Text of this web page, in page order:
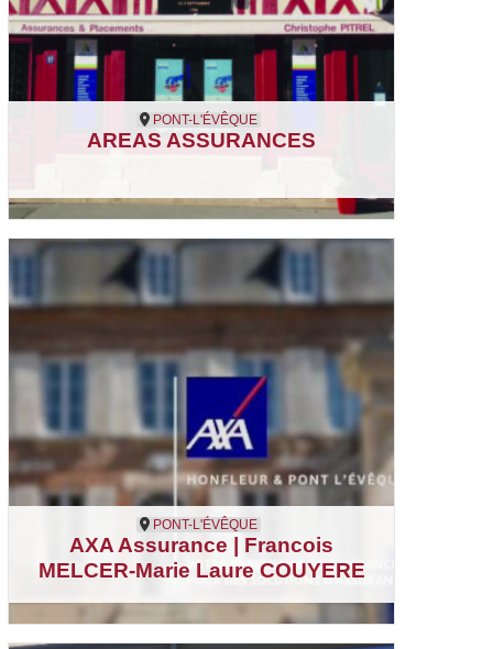
Pont-l'Évêque
PONT-L'ÉVÊQUE
AREAS ASSURANCES
Assurances
Pont-l'Évêque
PONT-L'ÉVÊQUE
AXA Assurance | Francois
MELCER-Marie Laure COUYERE
Assurances